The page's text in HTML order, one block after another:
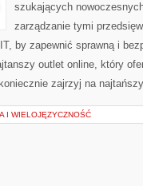
szukających
zarządzanie tymi
by zapewnić sprawną i
outlet online, który
zajrzyj na
I WIELOJĘZYCZNOŚĆ